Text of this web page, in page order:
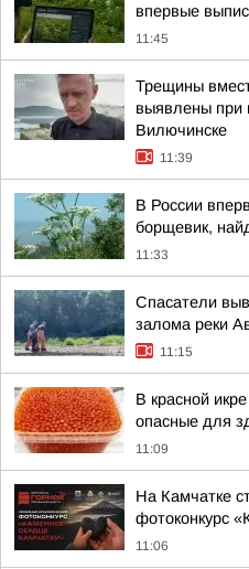
впервые
11:45
Трещины
выявлены
Вилючинске
11:39
В России
борщевик,
11:33
Спасатели
залома реки
11:15
В красной
опасные для
11:09
На Камчатке
фотоконкурс
11:06